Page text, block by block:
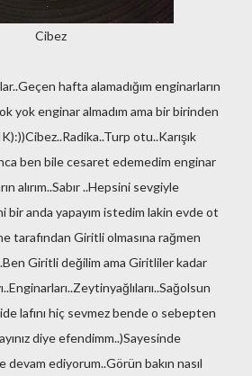
Cibez
hafta alamadığım enginarların
yok enginar almadım ama bir birinden
otu..Karışık
ben bile cesaret edemedim enginar
alırım..Sabır ..Hepsini sevgiyle
bir anda yapayım istedim lakin evde ot
tarafından Giritli olmasına rağmen
Giritli değilim ama Giritliler kadar
lafını hiç sevmez bende o sebepten
diye efendimm..)Sayesinde
ediyorum..Görün bakın nasıl